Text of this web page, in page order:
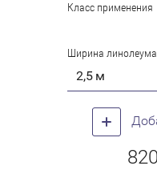
Класс применения
Ширина линолеума
2,5 м
820